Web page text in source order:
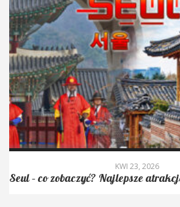
KWI 23, 2026
Seul – co zobaczyć? Najlepsze